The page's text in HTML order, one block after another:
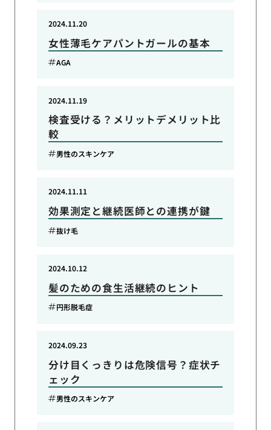
女性薄毛ケアパントガールの基本
2024.11.20
AGA
検査受ける？メリットデメリット比
較
2024.11.19
男性のスキンケア
効果測定と継続医師との連携が鍵
2024.11.11
抜け毛
髪のための食生活継続のヒント
2024.10.12
円形脱毛症
分け目くっきりは危険信号？症状チ
ェック
2024.09.23
男性のスキンケア